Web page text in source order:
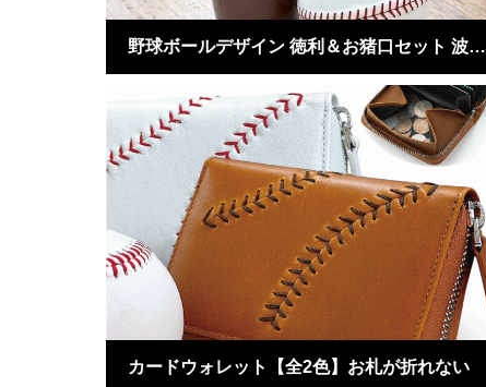
野球ボールデザイン 徳利＆お猪口セット 波佐見焼
カードウォレット【全2色】お札が折れない